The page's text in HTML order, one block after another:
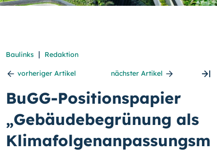
Baulinks | Redaktion
vorheriger Artikel nächster Artikel
BuGG-Positionspapier
„Gebäudebegrünung als
Klimafolgenanpassungsm